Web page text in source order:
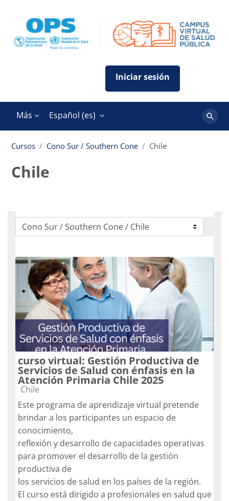
Más Español ‎(es)‎
Buscar
Cursos
Cono Sur / Southern Cone Chile
Chile
Categorías
curso virtual: Gestión Productiva de
Servicios de Salud con énfasis en la
Atención Primaria Chile 2025
Categoría de cursos
Chile
Este programa de aprendizaje virtual pretende
brindar a los participantes un espacio de
conocimiento,
reflexión y desarrollo de capacidades operativas
para promover el desarrollo de la gestión
productiva de
los servicios de salud en los países de la región.
El curso está dirigido a profesionales en salud que